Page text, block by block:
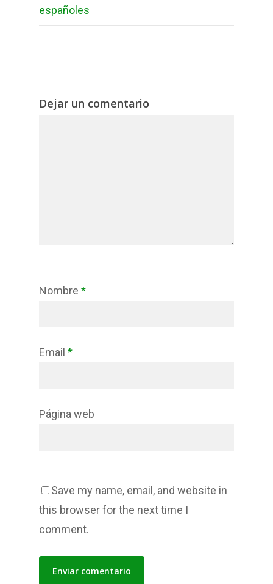
españoles
Dejar un comentario
Nombre *
Email *
Página web
Save my name, email, and website in
this browser for the next time I
comment.